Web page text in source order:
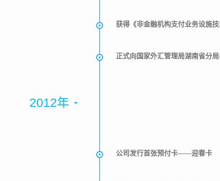
获得《非金融机构支付业务设施
正式向国家外汇管理局湖南省分
2012年
公司发行首张预付卡——迎春卡